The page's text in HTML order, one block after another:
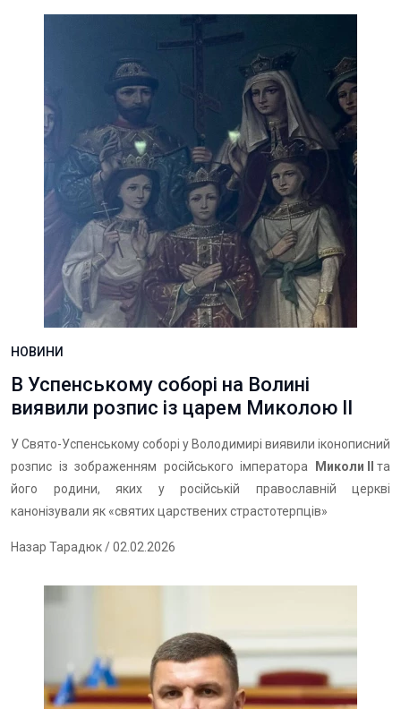
НОВИНИ
В Успенському соборі на Волині
виявили розпис із царем Миколою II
У Свято-Успенському соборі у Володимирі виявили іконописний
розпис із зображенням російського імператора
Миколи II та
його родини, яких у російській православній церкві
канонізували як «святих царствених страстотерпців»
Назар Тарадюк/ 02.02.2026